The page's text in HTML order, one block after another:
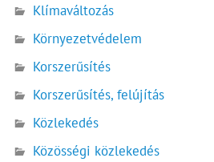
Klímaváltozás
Környezetvédelem
Korszerűsítés
Korszerűsítés, felújítás
Közlekedés
Közösségi közlekedés